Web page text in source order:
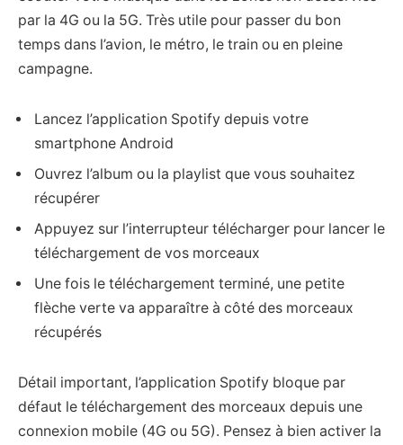
par la 4G ou la 5G. Très utile pour passer du bon
temps dans l’avion, le métro, le train ou en pleine
campagne.
Lancez l’application Spotify depuis votre
smartphone Android
Ouvrez l’album ou la playlist que vous souhaitez
récupérer
Appuyez sur l’interrupteur télécharger pour lancer le
téléchargement de vos morceaux
Une fois le téléchargement terminé, une petite
flèche verte va apparaître à côté des morceaux
récupérés
Détail important, l’application Spotify bloque par
défaut le téléchargement des morceaux depuis une
connexion mobile (4G ou 5G). Pensez à bien activer la